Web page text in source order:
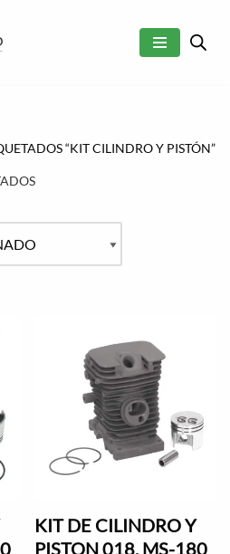
“KIT CILINDRO Y PISTÓN”
KIT DE CILINDRO Y
PISTON 018, MS-180